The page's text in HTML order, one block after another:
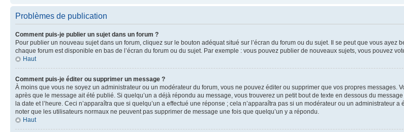
Problèmes de publication
Comment puis-je publier un sujet dans un forum ?
Pour publier un nouveau sujet dans un forum, cliquez sur le bouton adéquat situé sur l’écran du forum ou du sujet. Il se peut que vous
chaque forum est disponible en bas de l’écran du forum ou du sujet. Par exemple : vous pouvez publier de nouveaux sujets, vous pouvez
Haut
Comment puis-je éditer ou supprimer un message ?
À moins que vous ne soyez un administrateur ou un modérateur du forum, vous ne pouvez éditer ou supprimer que vos propres
après que le message ait été publié. Si quelqu’un a déjà répondu au message, vous trouverez un petit bout de texte en dessous du
la date et l’heure. Ceci n’apparaîtra que si quelqu’un a effectué une réponse ; cela n’apparaîtra pas si un modérateur ou un
noter que les utilisateurs normaux ne peuvent pas supprimer de message une fois que quelqu’un y a répondu.
Haut